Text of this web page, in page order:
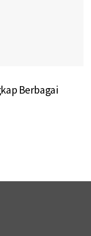
Berbagai